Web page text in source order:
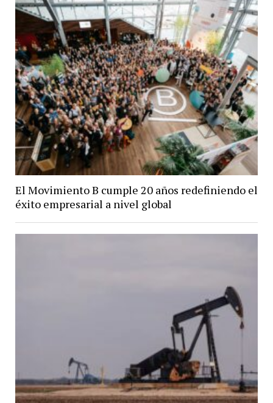
El Movimiento B cumple 20 años redefiniendo el
éxito empresarial a nivel global